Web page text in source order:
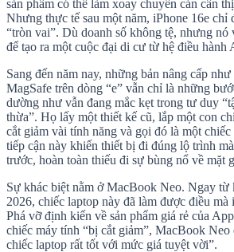
sản phẩm có thể làm xoay chuyển cán cân
Nhưng thực tế sau một năm, iPhone 16e chỉ
“tròn vai”. Dù doanh số không tệ, nhưng nó
để tạo ra một cuộc đại di cư từ hệ điều hành
Sang đến năm nay, những bản nâng cấp
MagSafe trên dòng “e” vẫn chỉ là những
dường như vẫn đang mắc kẹt trong tư duy
thừa”. Họ lấy một thiết kế cũ, lắp một con
cắt giảm vài tính năng và gọi đó là một
tiếp cận này khiến thiết bị đi đúng lộ trình
trước, hoàn toàn thiếu đi sự bùng nổ về mặt
Sự khác biệt nằm ở MacBook Neo. Ngay từ
2026, chiếc laptop này đã làm được điều mà
Phá vỡ định kiến về sản phẩm giá rẻ của
chiếc máy tính “bị cắt giảm”, MacBook Neo
chiếc laptop rất tốt với mức giá tuyệt vời”.